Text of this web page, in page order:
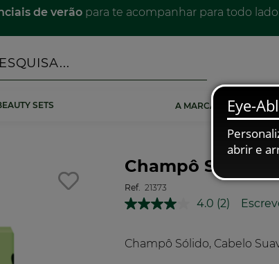
de verão para te acompanhar para todo lado​
SETS A MARCA TORNA-TE
Champô Sólido
Ref. 21373
4.0 Leu
Link
(2)
Champô Sólido, Cabelo